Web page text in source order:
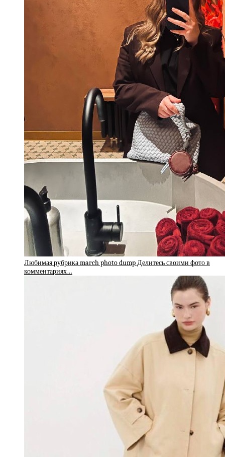
Любимая рубрика march photo dump Делитесь своими фото в
комментариях…